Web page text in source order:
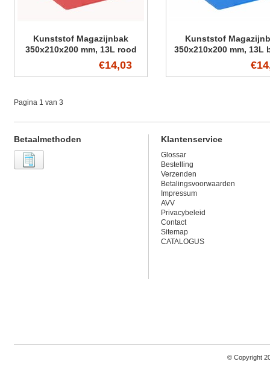
Kunststof Magazijnbak
350x210x200 mm, 13L rood
€14,03
Kunststof
350x210x200 mm, 13L
Pagina 1 van 3
Betaalmethoden Klantenservice
Glossar
Bestelling
Verzenden
Betalingsvoorwaarden
Impressum
AVV
Privacybeleid
Contact
Sitemap
CATALOGUS
© Copyright